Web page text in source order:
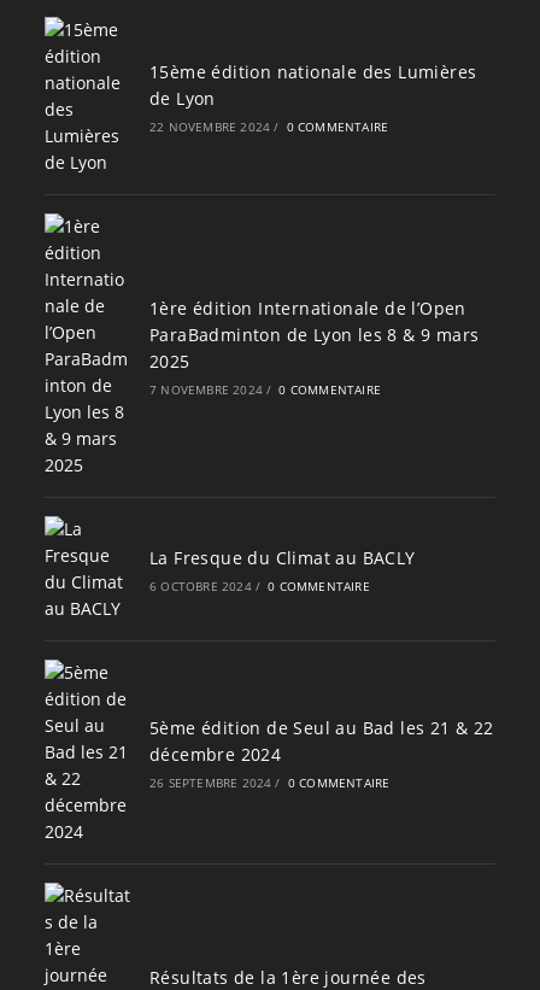
15ème édition nationale des Lumières
de Lyon
22 NOVEMBRE 2024 / 0 COMMENTAIRE
1ère édition Internationale de l’Open
ParaBadminton de Lyon les 8 & 9 mars
2025
7 NOVEMBRE 2024 / 0 COMMENTAIRE
La Fresque du Climat au BACLY
6 OCTOBRE 2024 / 0 COMMENTAIRE
5ème édition de Seul au Bad les 21 & 22
décembre 2024
26 SEPTEMBRE 2024 / 0 COMMENTAIRE
Résultats de la 1ère journée des